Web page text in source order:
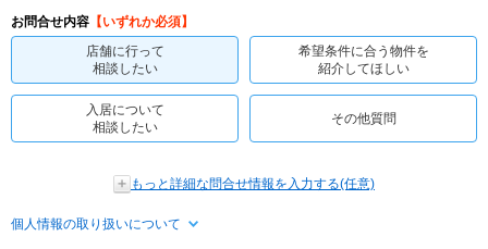
お問合せ内容 【いずれか必須】
店舗に行って
相談したい
希望条件に合う物件を
紹介してほしい
入居について
相談したい
その他質問
もっと詳細な問合せ情報を入力する(任意)
個人情報の取り扱いについて